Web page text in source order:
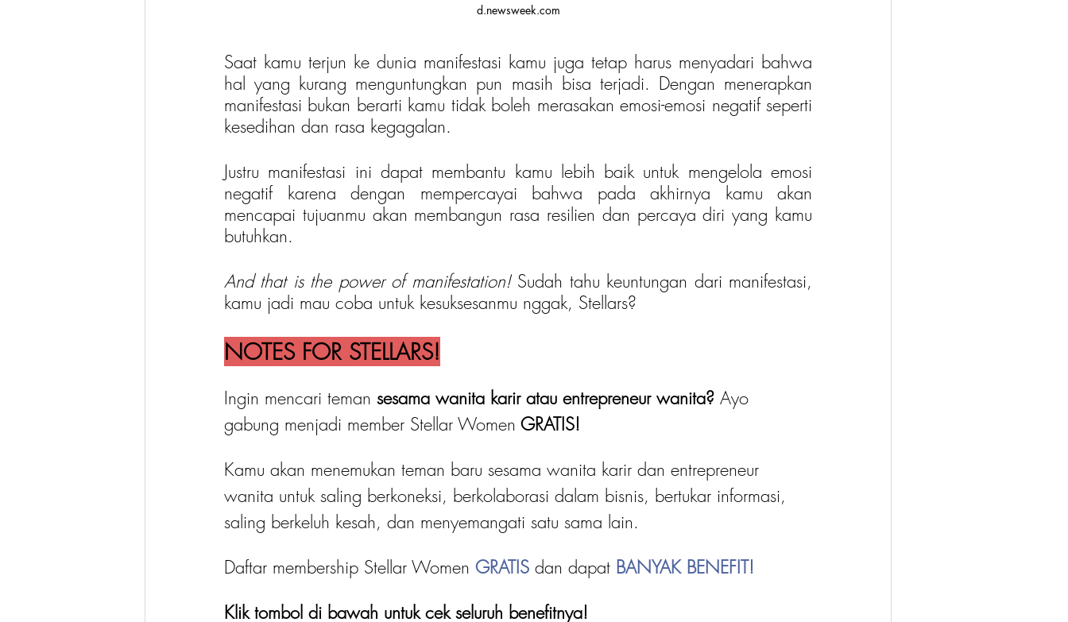
d.newsweek.com
Saat kamu terjun ke dunia manifestasi kamu juga tetap harus menyadari bahwa
hal yang kurang menguntungkan pun masih bisa terjadi. Dengan menerapkan
manifestasi bukan berarti kamu tidak boleh merasakan emosi-emosi negatif seperti
kesedihan dan rasa kegagalan.
Justru manifestasi ini dapat membantu kamu lebih baik untuk mengelola emosi
negatif karena dengan mempercayai bahwa pada akhirnya kamu akan
mencapai tujuanmu akan membangun rasa resilien dan percaya diri yang kamu
butuhkan.
And that is the power of manifestation! Sudah tahu keuntungan dari manifestasi,
kamu jadi mau coba untuk kesuksesanmu nggak, Stellars?
NOTES FOR STELLARS!
Ingin mencari teman sesama wanita karir atau entrepreneur wanita? Ayo
gabung menjadi member Stellar Women GRATIS!
Kamu akan menemukan teman baru sesama wanita karir dan entrepreneur
wanita untuk saling berkoneksi, berkolaborasi dalam bisnis, bertukar informasi,
saling berkeluh kesah, dan menyemangati satu sama lain.
Daftar membership Stellar Women GRATIS dan dapat BANYAK BENEFIT!
Klik tombol di bawah untuk cek seluruh benefitnya!